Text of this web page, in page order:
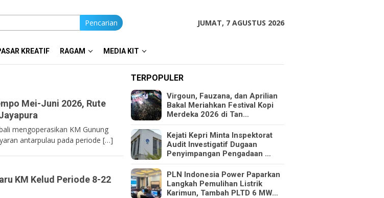
Pencarian JUMAT, 7 AGUSTUS 2026
KREATIF RAGAM MEDIA KIT
Mei-Juni 2026, Rute
mengoperasikan KM Gunung
antarpulau pada periode […]
KM Kelud Periode 8-22
TERPOPULER
Virgoun, Fauzana, dan Aprilian
Bakal Meriahkan Festival Kopi
Merdeka 2026 di Tan…
Kejati Kepri Minta Inspektorat
Audit Investigatif Dugaan
Penyimpangan Pengadaan …
PLN Indonesia Power Paparkan
Langkah Pemulihan Listrik
Karimun, Tambah PLTD 6 MW…